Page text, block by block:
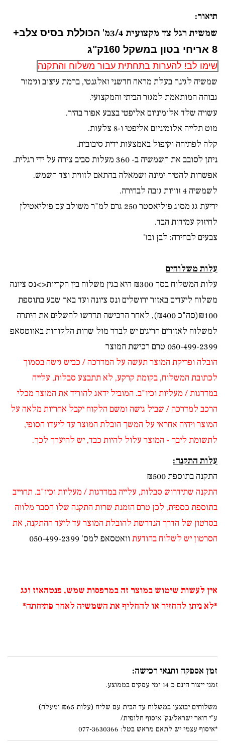
תיאור:
שמשית רגל צד מקצועית 3/4מ'
הכוללת בסיס צלב+
8 אריחי בטון במשקל 160ק"ג
שימו לב! להערות בתחתית עבור משלוח והתקנה
שמשיה לגינה בעלת מראה חדשני ואלגנטי, ברמת עיצוב וגימור
גבוהה המותאמת למגזר הביתי והמקצועי.
עשויה שלד אלומיניום אליפטי בצבע אפור בהיר.
מוט תלייה אלומיניום אליפטי ו-8 צלעות.
קלה לפתיחה וקיפול באמצעות ידית סיבובית.
ניתן לסובב את השמשיה ב- 360 מעלות סביב צירה על ידי רגלית.
אפשרות להטיה ימינה ושמאלה בהתאם לזווית וצד השמש.
לשמשיה 4 זוויות גובה לבחירה.
יריעת גג מסוג פוליאסטר 250 גרם למ"ר משולב עם פוליאטילן
לחיזוק עמידות הבד.
צבעים לבחירה: לבן ובז'
עלות משלוחים
עלות המשלוח בסך ₪300 היא בגין משלוח בין הקריות<>נס ציונה
משלוח ליעדים באזור ירושלים ונס ציונה ועד באר שבע בתוספת
₪100(סה"כ ₪400), לאחר הרכישה תדרשו להשלים את היתרה
למשלוח לאזורים חריגים יש לברר מול שרות הלקוחותבאווטסאפ
050-499-2399 טרם רכישת המוצר
הובלה ופריקת המוצר תעשה על המדרכה / כביש גישה בסמוך
לכתובת המשלוח, בקומת קרקע, לא תתבצע סבלות, עלייה
במדרגות / מעליות וכיו"ב. המוביל ידאג להוריד את המוצר מכלי
הרכב למדרכה / שביל גישה ומשם הלקוח יקבל אחריות מלאה על
המוצר ויהיה אחראי על המשך הובלת המוצר עד ליעדו הסופי,
לתשומת ליבך - המוצר עלול להיות כבד, יש להיערך לכך.
עלות התקנה:
התקנה בתוספת ₪500
התקנה שתידרוש סבלות, עלייה במדרגות / מעליות וכיו"ב. תחוייב
בתוספת כספית, לכן טרם הזמנת שרות התקנה שלו הסבר מלווה
בסרטון של הדרך הנדרשת להובלת המוצר עד ליעד ההתקנה, את
הסרטון יש לשלוח בהודעת וואטסאפ למס' 050-499-2399
אין לעשות שימוש במוצר זה במרפסות שמש, פנטהאוז וגג
*לא ניתן להחזיר או להחליף את השמשיה לאחר פתיחתה*
זמן אספקה ותנאי רכישה:
זמני ייצור הינם כ 14 ימי עסקים בממוצע.
משלוחים יבוצעו במשלוח עד הבית עם שליח (עלות ₪65 ומעלה)
ע"י דואר ישראל/נק' איסוף חלופית/
*איסוף עצמי יש לתאם מראש בטל: 077-3630366